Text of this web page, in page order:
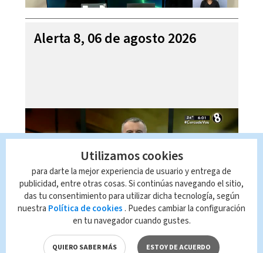
Alerta 8, 06 de agosto 2026
Mi Casa es su Casa, 06 de
agosto 2026
Utilizamos cookies
para darte la mejor experiencia de usuario y entrega de
publicidad, entre otras cosas. Si continúas navegando el sitio,
das tu consentimiento para utilizar dicha tecnología, según
nuestra Política de cookies . Puedes cambiar la configuración
en tu navegador cuando gustes.
QUIERO SABER MÁS ESTOY DE ACUERDO